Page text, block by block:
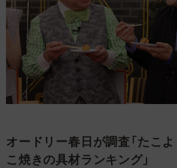
オードリー春日が調査「たこ
こ焼きの具材ランキング」